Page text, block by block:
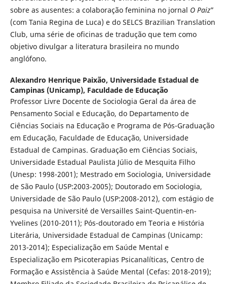
sobre as ausentes: a colaboração feminina no jornal O Paiz”
(com Tania Regina de Luca) e do SELCS Brazilian Translation
Club, uma série de oficinas de tradução que tem como
objetivo divulgar a literatura brasileira no mundo
anglófono.
Alexandro Henrique Paixão, Universidade Estadual de
Campinas (Unicamp), Faculdade de Educação
Professor Livre Docente de Sociologia Geral da área de
Pensamento Social e Educação, do Departamento de
Ciências Sociais na Educação e Programa de Pós-Graduação
em Educação, Faculdade de Educação, Universidade
Estadual de Campinas. Graduação em Ciências Sociais,
Universidade Estadual Paulista Júlio de Mesquita Filho
(Unesp: 1998-2001); Mestrado em Sociologia, Universidade
de São Paulo (USP:2003-2005); Doutorado em Sociologia,
Universidade de São Paulo (USP:2008-2012), com estágio de
pesquisa na Université de Versailles Saint-Quentin-en-
Yvelines (2010-2011); Pós-doutorado em Teoria e História
Literária, Universidade Estadual de Campinas (Unicamp:
2013-2014); Especialização em Saúde Mental e
Especialização em Psicoterapias Psicanalíticas, Centro de
Formação e Assistência à Saúde Mental (Cefas: 2018-2019);